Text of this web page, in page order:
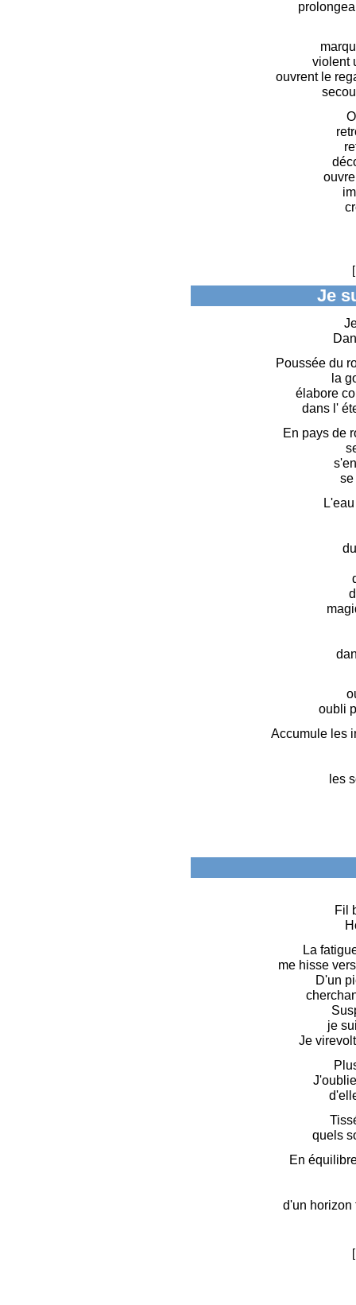
violent
ouvrent le
[
Je
Poussée du
la
élabore
dans l'
En pays de
se
oubli
Accumule les
les
Fil
La
me hisse
D'un
je
Je
quels
En
d'un horizon
[